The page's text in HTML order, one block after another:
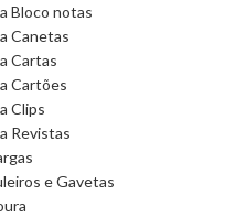
Bloco notas
Canetas
Cartas
Cartões
Clips
Revistas
e Gavetas